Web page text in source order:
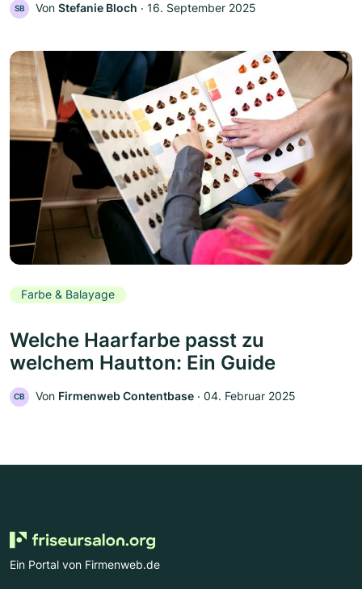
SB Von Stefanie Bloch ‧ 16. September 2025
Farbe & Balayage
Welche Haarfarbe passt zu
welchem Hautton: Ein Guide
CB Von Firmenweb Contentbase ‧ 04. Februar 2025
Ein Portal von Firmenweb.de